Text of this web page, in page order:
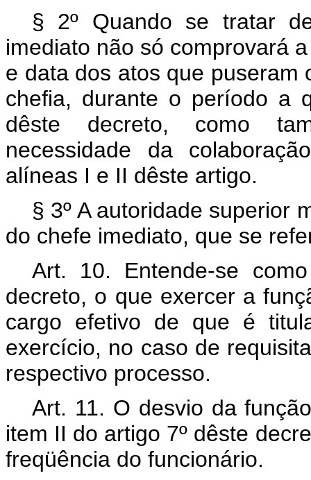
§ 2º Quando se tratar
imediato não só comprovará
e data dos atos que puseram
chefia, durante o período a
dêste decreto, como
necessidade da
alíneas I e II dêste artigo.
§ 3º A autoridade superior
do chefe imediato, que se
Art. 10. Entende-se
decreto, o que exercer a
cargo efetivo de que é
exercício, no caso de
respectivo processo.
Art. 11. O desvio da
item II do artigo 7º dêste
freqüência do funcionário.